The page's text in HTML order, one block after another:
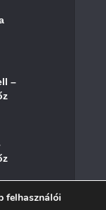
–
felhasználói